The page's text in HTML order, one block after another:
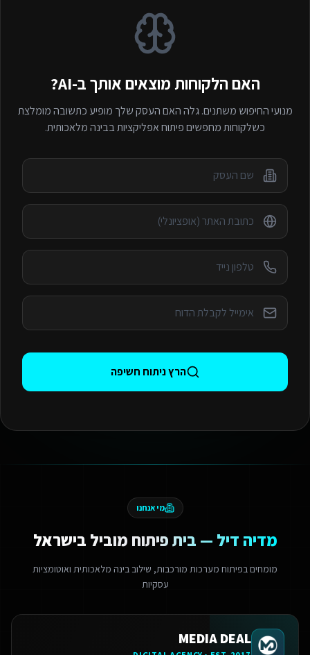
האם הלקוחות מוצאים אותך ב-AI?
מנועי החיפוש משתנים. גלה האם העסק שלך מופיע כתשובה מומלצת
כשלקוחות מחפשיםפיתוח אפליקציותבבינה מלאכותית.
הרץ ניתוח חשיפה
מי אנחנו
מדיה דיל — בית פיתוח מוביל בישראל
מומחים בפיתוח מערכות מורכבות, שילוב בינה מלאכותית ואוטומציות
עסקיות
MEDIA DEAL